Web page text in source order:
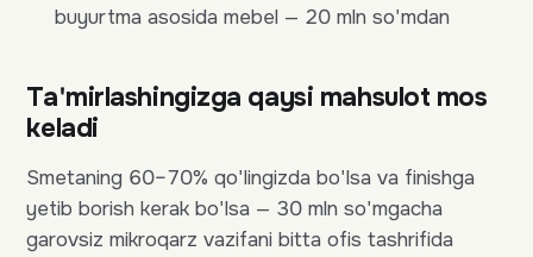
buyurtma asosida mebel — 20 mln so'mdan
Ta'mirlashingizga qaysi mahsulot mos
keladi
Smetaning 60–70% qo'lingizda bo'lsa va finishga
yetib borish kerak bo'lsa — 30 mln so'mgacha
garovsiz mikroqarz vazifani bitta ofis tashrifida